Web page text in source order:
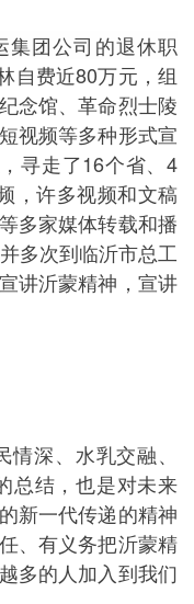
集团公司的退休职
自费近80万元，组
念馆、革命烈士陵
视频等多种形式宣
寻走了16个省、4
，许多视频和文稿
多家媒体转载和播
多次到临沂市总工
讲沂蒙精神，宣讲
深、水乳交融、
总结，也是对未来
新一代传递的精神
、有义务把沂蒙精
多的人加入到我们